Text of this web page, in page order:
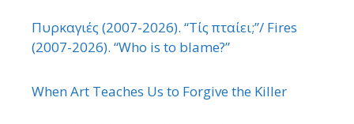
Πυρκαγιές (2007-2026). “Τίς πταίει;”/ Fires
(2007-2026). “Who is to blame?”
When Art Teaches Us to Forgive the Killer